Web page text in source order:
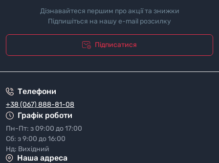
Дізнавайтеся першим про акції та знижки
Підпишіться на нашу e-mail розсилку
Підписатися
Телефони
+38 (067) 888-81-08
Графік роботи
Пн-Пт: з 09:00 до 17:00
Сб: з 9:00 до 16:00
Нд: Вихідний
Наша адреса